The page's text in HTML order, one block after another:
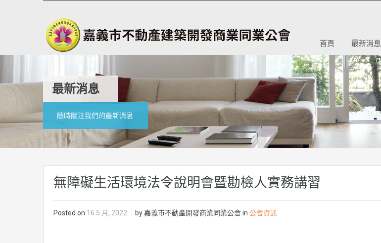
首頁 最新消息
最新消息
隨時關注我們的最新消息
無障礙生活環境法令說明會暨勘檢人實務講習
Posted on 16 5 月, 2022 by 嘉義市不動產開發商業同業公會 in 公會資訊